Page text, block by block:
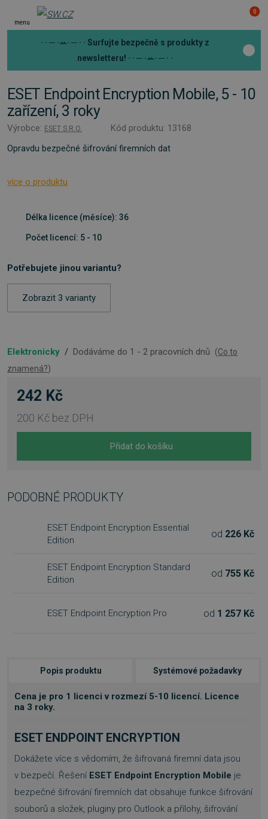
menu
0
· · ─ ·ꕀ· ─ · · Surfujte bezpečně s produkty z
newsletteru! · · ─ ·ꕀ· ─ · ·
ESET Endpoint Encryption Mobile, 5 - 10
zařízení, 3 roky
Výrobce: ESET S.R.O.
Kód produktu: 13168
Opravdu bezpečné šifrování firemních dat
více o produktu
Délka licence (měsíce): 36
Počet licencí: 5 - 10
Potřebujete jinou variantu?
Zobrazit 3 varianty
Elektronicky / Dodáváme do 1 - 2 pracovních dnů (Co to
znamená?)
242 Kč
200 Kč bez DPH
Přidat do košíku
PODOBNÉ PRODUKTY
ESET Endpoint Encryption Essential
Edition
od 226 Kč
ESET Endpoint Encryption Standard
Edition
od 755 Kč
ESET Endpoint Encryption Pro od 1 257 Kč
Popis produktu Systémové požadavky
Cena je pro 1 licenci v rozmezí 5-10 licencí. Licence
na 3 roky.
ESET ENDPOINT ENCRYPTION
Dokážete více s vědomím, že šifrovaná firemní data jsou
v bezpečí. Řešení ESET Endpoint Encryption Mobile je
bezpečné šifrování firemních dat obsahuje funkce šifrování
souborů a složek, pluginy pro Outlook a přílohy, šifrování